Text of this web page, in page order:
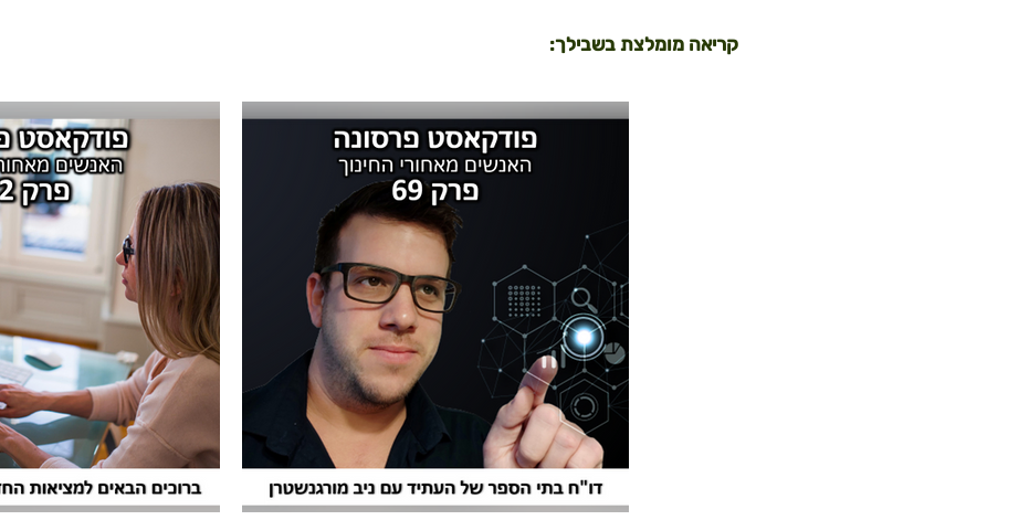
קריאה מומלצת בשבילך: